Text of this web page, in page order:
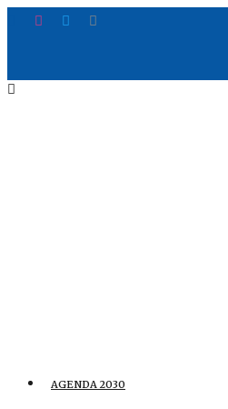
AGENDA 2030